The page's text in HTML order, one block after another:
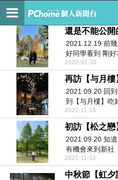
~YS的隨拍手札~
2021.12.19 前
好同學看到 剛好
2022-01-30
再訪【与月
2021.09.20 回
到【与月樓】吃
2021-11-15
初訪【松之
2021.09.20 知
有機會來到新社
2021-11-12